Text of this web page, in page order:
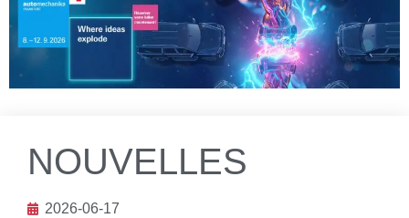
NOUVELLES
2026-06-17